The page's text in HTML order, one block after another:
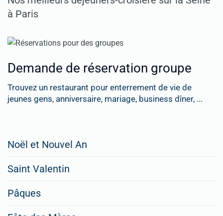
à Paris
Demande de réservation groupe
Trouvez un restaurant pour enterrement de vie de
jeunes gens, anniversaire, mariage, business dîner, ...
Noël et Nouvel An
Saint Valentin
Pâques